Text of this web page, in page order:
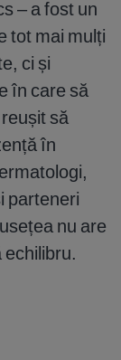
– a fost un
tot mai mulți
ci și
în care să
să
în
parteneri
nu are